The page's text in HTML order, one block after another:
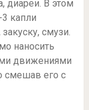
диареи. В этом
капли
смузи.
наносить
движениями
смешав его с